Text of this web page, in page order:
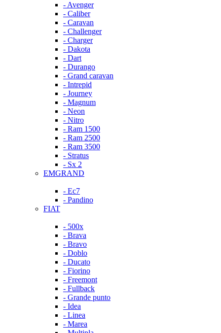
- Avenger
- Caliber
- Caravan
- Challenger
- Charger
- Dakota
- Dart
- Durango
- Grand caravan
- Intrepid
- Journey
- Magnum
- Neon
- Nitro
- Ram 1500
- Ram 2500
- Ram 3500
- Stratus
- Sx 2
EMGRAND
- Ec7
- Pandino
FIAT
- 500x
- Brava
- Bravo
- Doblo
- Ducato
- Fiorino
- Freemont
- Fullback
- Grande punto
- Idea
- Linea
- Marea